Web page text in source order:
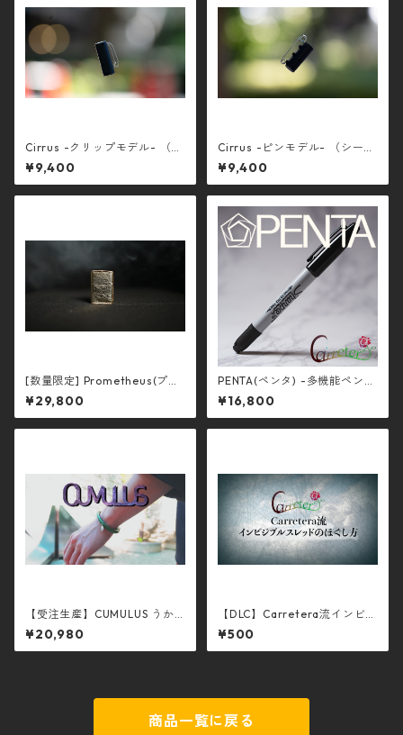
Cirrus -クリップモデル- （シ
ーラス）
¥9,400
Cirrus -ピンモデル- （シーラ
ス）
¥9,400
[数量限定] Prometheus(プロ
メテウス) -ゴールド-
¥29,800
PENTA(ペンタ) -多機能ペン型
ギミック-
¥16,800
【受注生産】CUMULUS うか
わたくまモデル XLサイズ （キ
ュムラス）
¥20,980
【DLC】Carretera流インビジ
ブルスレッドのほぐし方
¥500
商品一覧に戻る